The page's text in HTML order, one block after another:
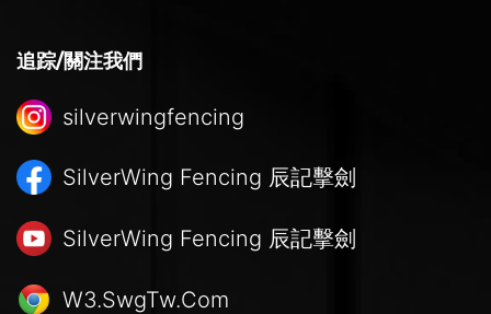
追踪/關注我們
silverwingfencing
SilverWing Fencing 辰記擊劍
SilverWing Fencing 辰記擊劍
W3.SwgTw.Com